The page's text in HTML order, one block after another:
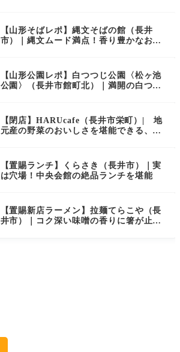
【山形そばレポ】縄文そばの館（長井
市）｜縄文ムード満点！香り豊かなおそ
【山形公園レポ】白つつじ公園〈松ヶ池
公園〉（長井市館町北）｜満開の白つつ
【閉店】HARUcafe（長井市栄町）| 地
元産の野菜のおいしさを堪能できる、体
【置賜ランチ】くらさき（長井市）｜実
は穴場！中央会館の絶品ランチを堪能
【置賜新店ラーメン】拉麺てらこや（長
井市）｜コク深い味噌の香りに箸が止ま